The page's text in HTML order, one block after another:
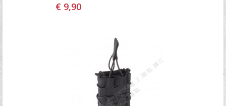
€ 9,90